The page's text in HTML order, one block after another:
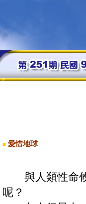
■ 愛惜地球
與人類性命攸
呢？